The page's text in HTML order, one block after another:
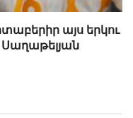
այս երկու